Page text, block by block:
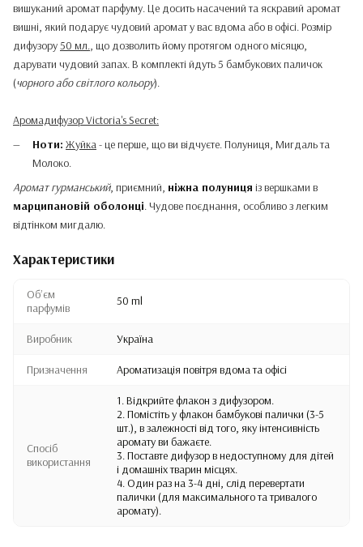
вишуканий аромат парфуму. Це досить насачений та яскравий аромат
вишні, який подарує чудовий аромат у вас вдома або в офісі. Розмір
дифузору50 мл., що дозволить йому протягом одного місяцю,
дарувати чудовий запах. В комплекті йдуть 5 бамбукових паличок
(чорного або світлого кольору).
Аромадифузор Victoria's Secret:
Ноти: Жуйка- це перше, що ви відчуєте. Полуниця, Мигдаль та
Молоко.
Аромат гурманський, приємний, ніжна полуниця із вершками в
марципановій оболонці. Чудове поєднання, особливо з легким
відтінком мигдалю.
Характеристики
Обʼєм
парфумів
50 ml
Виробник Україна
Призначення Ароматизація повітря вдома та офісі
Спосіб
використання
1. Відкрийте флакон з дифузором.
2. Помістіть у флакон бамбукові палички (3-5
шт.), в залежності від того, яку інтенсивність
аромату ви бажаєте.
3. Поставте дифузор в недоступному для дітей
і домашніх тварин місцях.
4. Один раз на 3-4 дні, слід перевертати
палички (для максимального та тривалого
аромату).